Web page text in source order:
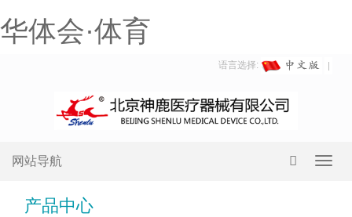
华体会·体育
语言选择:
网站导航
产品中心